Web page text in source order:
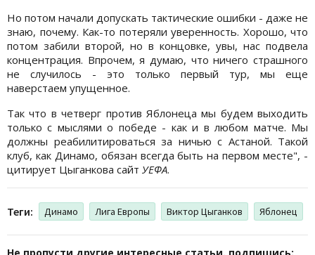
Но потом начали допускать тактические ошибки - даже не
знаю, почему. Как-то потеряли уверенность. Хорошо, что
потом забили второй, но в концовке, увы, нас подвела
концентрация. Впрочем, я думаю, что ничего страшного
не случилось - это только первый тур, мы еще
наверстаем упущенное.
Так что в четверг против Яблонеца мы будем выходить
только с мыслями о победе - как и в любом матче. Мы
должны реабилитироваться за ничью с Астаной. Такой
клуб, как Динамо, обязан всегда быть на первом месте", -
цитирует Цыганкова сайт УЕФА.
Теги: Динамо Лига Европы Виктор Цыганков Яблонец